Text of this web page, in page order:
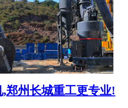
郑州长城重工更专业!